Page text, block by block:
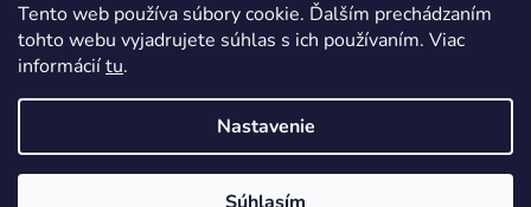
Tento web používa súbory cookie. Ďalším prechádzaním
tohto webu vyjadrujete súhlas s ich používaním. Viac
informáciítu.
Nastavenie
MôjPrvýEshop.sk Shoptet.sk
Vytvoril Shoptet